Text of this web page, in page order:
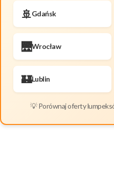
🚢Gdańsk
🌉Wrocław
🏰Lublin
💡 Porównaj oferty